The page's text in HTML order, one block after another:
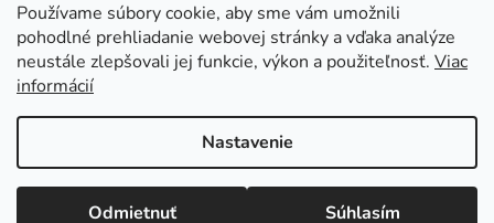
Používame súbory cookie, aby sme vám umožnili
pohodlné prehliadanie webovej stránky a vďaka analýze
neustále zlepšovali jej funkcie, výkon a použiteľnosť. Viac
informácií
Nastavenie
Odmietnuť Súhlasím
Facebook
Vytvoril Shoptet